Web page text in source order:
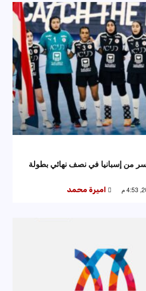
من إسبانيا في نصف نهائي بطولة
اميرة محمد